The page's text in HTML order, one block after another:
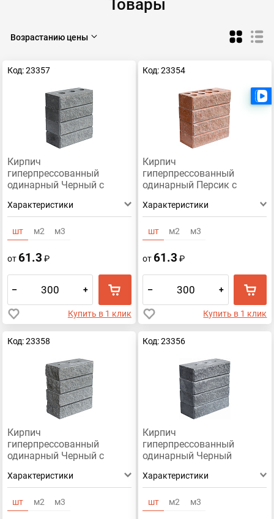
Товары
Возрастанию цены
Код: 23357
Кирпич
гиперпрессованный
одинарный Черный с
рустированный ложок
Характеристики
шт м2 м3
от 61.3 ₽
– +
Купить в 1 клик
Код: 23354
Кирпич
гиперпрессованный
одинарный Персик с
рустированный ложок
Характеристики
шт м2 м3
от 61.3 ₽
– +
Купить в 1 клик
Код: 23358
Кирпич
гиперпрессованный
одинарный Черный с
рустированный угол
Характеристики
шт м2 м3
Код: 23356
Кирпич
гиперпрессованный
одинарный Черный
ложок
Характеристики
шт м2 м3